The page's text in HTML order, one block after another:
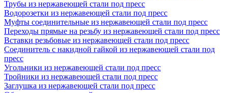
Трубы из нержавеющей стали под пресс
Водорозетки из нержавеющей стали под пресс
Муфты соединительные из нержавеющей стали под пресс
Переходы прямые на резьбу из нержавеющей стали под пресс
Вставки резьбовые из нержавеющей стали под пресс
Соединитель с накидной гайкой из нержавеющей стали под
пресс
Угольники из нержавеющей стали под пресс
Тройники из нержавеющей стали под пресс
Заглушка из нержавеющей стали под пресс